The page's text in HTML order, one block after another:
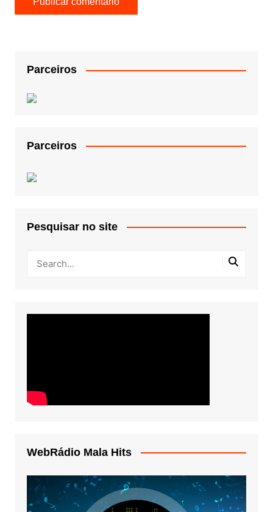
Parceiros
Parceiros
Pesquisar no site
WebRádio Mala Hits